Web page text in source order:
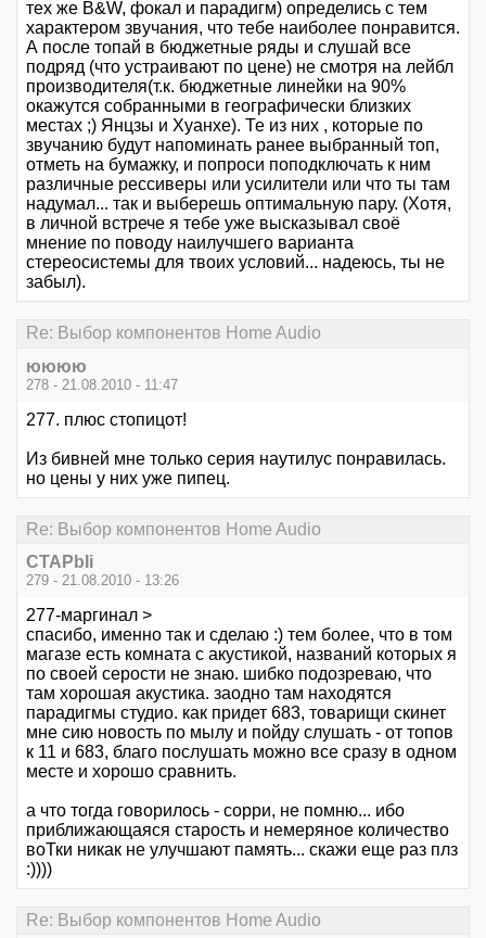
тех же B&W, фокал и парадигм) определись с тем
характером звучания, что тебе наиболее понравится.
А после топай в бюджетные ряды и слушай все
подряд (что устраивают по цене) не смотря на лейбл
производителя(т.к. бюджетные линейки на 90%
окажутся собранными в географически близких
местах ;) Янцзы и Хуанхе). Те из них , которые по
звучанию будут напоминать ранее выбранный топ,
отметь на бумажку, и попроси поподключать к ним
различные рессиверы или усилители или что ты там
надумал... так и выберешь оптимальную пару. (Хотя,
в личной встрече я тебе уже высказывал своё
мнение по поводу наилучшего варианта
стереосистемы для твоих условий... надеюсь, ты не
забыл).
Re: Выбор компонентов Home Audio
юююю
278 - 21.08.2010 - 11:47
277. плюс стопицот!
Из бивней мне только серия наутилус понравилась.
но цены у них уже пипец.
Re: Выбор компонентов Home Audio
CTAPbIi
279 - 21.08.2010 - 13:26
277-маргинал >
спасибо, именно так и сделаю :) тем более, что в том
магазе есть комната с акустикой, названий которых я
по своей серости не знаю. шибко подозреваю, что
там хорошая акустика. заодно там находятся
парадигмы студио. как придет 683, товарищи скинет
мне сию новость по мылу и пойду слушать - от топов
к 11 и 683, благо послушать можно все сразу в одном
месте и хорошо сравнить.
а что тогда говорилось - сорри, не помню... ибо
приближающаяся старость и немеряное количество
воТки никак не улучшают память... скажи еще раз плз
:))))
Re: Выбор компонентов Home Audio